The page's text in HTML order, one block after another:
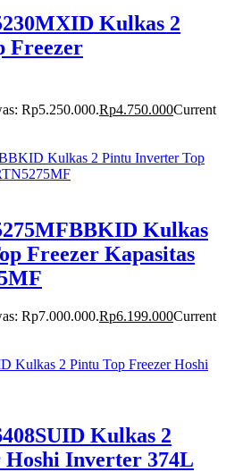
Kulkas 2
Freezer
Rp5.250.000.Rp4.750.000Current
Kulkas
Freezer Kapasitas
Rp7.000.000.Rp6.199.000Current
Kulkas 2
Hoshi Inverter 374L